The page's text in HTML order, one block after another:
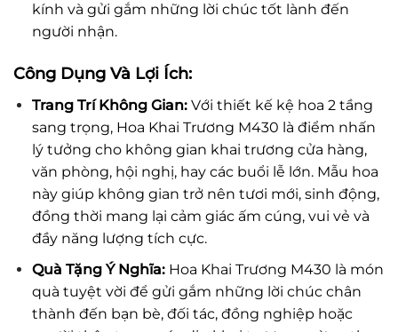
kính và gửi gắm những lời chúc tốt lành đến
người nhận.
Công Dụng Và Lợi Ích:
Trang Trí Không Gian:Với thiết kế kệ hoa 2 tầng
sang trọng, Hoa Khai Trương M430 là điểm nhấn
lý tưởng cho không gian khai trương cửa hàng,
văn phòng, hội nghị, hay các buổi lễ lớn. Mẫu hoa
này giúp không gian trở nên tươi mới, sinh động,
đồng thời mang lại cảm giác ấm cúng, vui vẻ và
đầy năng lượng tích cực.
Quà Tặng Ý Nghĩa:Hoa Khai Trương M430 là món
quà tuyệt vời để gửi gắm những lời chúc chân
thành đến bạn bè, đối tác, đồng nghiệp hoặc